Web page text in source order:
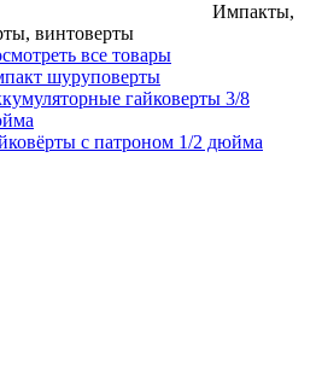
Импакты,
винтоверты
все товары
шуруповерты
гайковерты 3/8
с патроном 1/2 дюйма